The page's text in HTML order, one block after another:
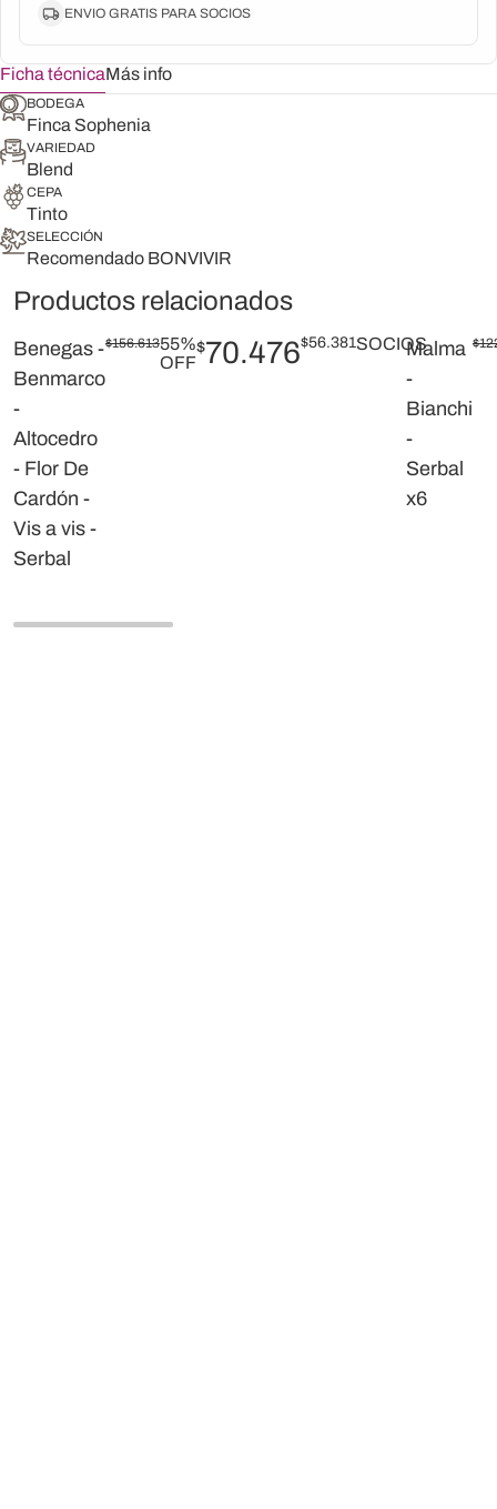
ENVIO GRATIS PARA SOCIOS
Ficha técnicaMás info
BODEGA
Finca Sophenia
VARIEDAD
Blend
CEPA
Tinto
SELECCIÓN
Recomendado BONVIVIR
Productos relacionados
Benegas -
Benmarco
-
Altocedro
- Flor De
Cardón -
Vis a vis -
Serbal
$156.61355%
OFF
$70.476$56.381SOCIOSMalma
-
Bianchi
-
Serbal
x6
$